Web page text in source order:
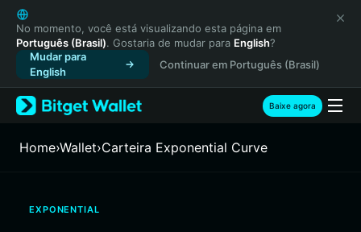
English
日本語
Tiếng Việt
Русский
Español (Latinoamérica)
Türkçe
Français
繁體中文
No momento, você está visualizando esta página em
Português (Brasil). Gostaria de mudar para English?
Mudar para
English
Continuar em Português (Brasil)
Baixe agora
Home›Wallet›Carteira Exponential Curve
EXPONENTIAL